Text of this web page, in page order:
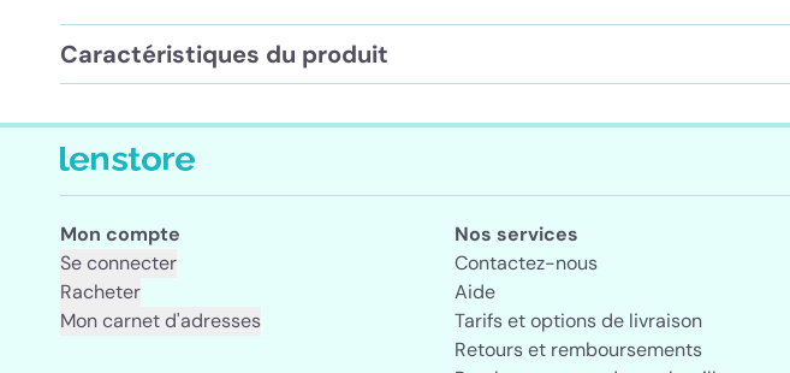
Caractéristiques du produit
Mon compte
Se connecter
Racheter
Mon carnet d'adresses
Nos services
Contactez-nous
Aide
Tarifs et options de livraison
Retours et remboursements